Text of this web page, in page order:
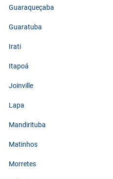
Guaraqueçaba
Guaratuba
Irati
Itapoá
Joinville
Lapa
Mandirituba
Matinhos
Morretes